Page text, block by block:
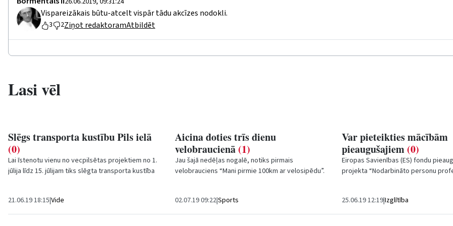
Vispareizākais būtu-atcelt vispār tādu akcīzes nodokli.
3 2Ziņot redaktoramAtbildēt
Lasi vēl
Slēgs transporta kustību Pils ielā
(0)
Lai īstenotu vienu no vecpilsētas projektiem no 1.
jūlija līdz 15. jūlijam tiks slēgta transporta kustība
21.06.19 18:15|Vide
Aicina doties trīs dienu
velobraucienā (1)
Jau šajā nedēļas nogalē, notiks pirmais
velobrauciens “Mani pirmie 100km ar velosipēdu”.
02.07.19 09:22|Sports
Var pieteikties mācībām
pieaugušajiem (0)
Eiropas Savienības (ES) fondu
projekta “Nodarbināto personu
25.06.19 12:19|Izglītība